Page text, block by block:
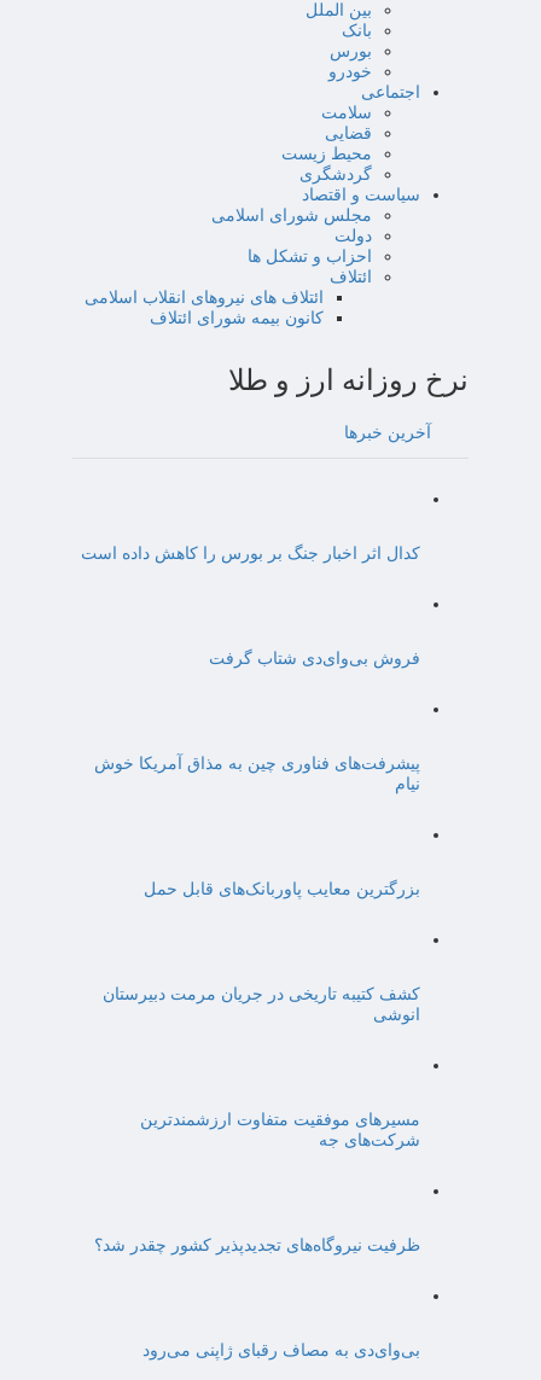
بین الملل
بانک
بورس
خودرو
اجتماعی
سلامت
قضایی
محیط زیست
گردشگری
سیاست و اقتصاد
مجلس شورای اسلامی
دولت
احزاب و تشکل ها
ائتلاف
ائتلاف های نیروهای انقلاب اسلامی
کانون بیمه شورای ائتلاف
نرخ روزانه ارز و طلا
آخرین خبرها
کدال اثر اخبار جنگ بر بورس را کاهش داده است
فروش بی‌وای‌دی شتاب گرفت
پیشرفت‌های فناوری چین به مذاق آمریکا خوش
نیام
بزرگترین معایب پاوربانک‌های قابل حمل
کشف کتیبه تاریخی در جریان مرمت دبیرستان
انوشی
مسیرهای موفقیت متفاوت ارزشمندترین
شرکت‌های جه
ظرفیت نیروگاه‌های تجدیدپذیر کشور چقدر شد؟
بی‌وای‌دی به مصاف رقبای ژاپنی می‌رود